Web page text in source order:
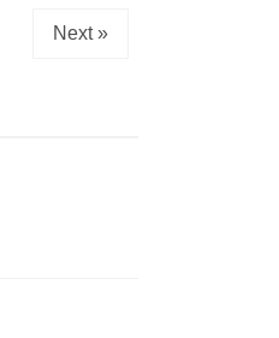
Next »